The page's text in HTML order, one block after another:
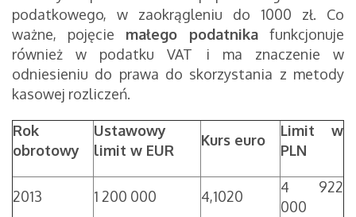
podatkowego, w zaokrągleniu do 1000 zł. Co
ważne, pojęcie małego podatnika funkcjonuje
również w podatku VAT i ma znaczenie w
odniesieniu do prawa do skorzystania z metody
kasowej rozliczeń.
Rok
obrotowy
Ustawowy
limit w EUR
Kurs euro
Limit w
PLN
2013 1 200 000 4,1020
4 922
000